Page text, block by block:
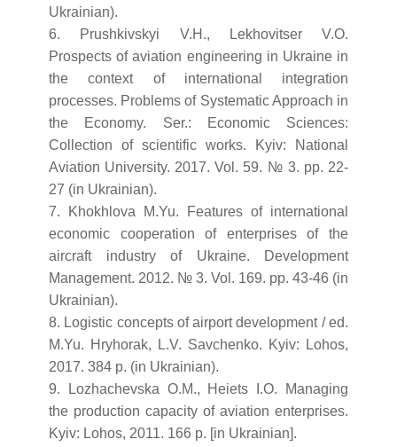
Ukrainian).
6. Prushkivskyi V.H., Lekhovitser V.O.
Prospects of aviation engineering in Ukraine in
the context of international integration
processes. Problems of Systematic Approach in
the Economy. Ser.: Economic Sciences:
Collection of scientific works. Kyiv: National
Aviation University. 2017. Vol. 59. № 3. pp. 22-
27 (in Ukrainian).
7. Khokhlova M.Yu. Features of international
economic cooperation of enterprises of the
aircraft industry of Ukraine. Development
Management. 2012. № 3. Vol. 169. pp. 43-46 (in
Ukrainian).
8. Logistic concepts of airport development / ed.
M.Yu. Hryhorak, L.V. Savchenko. Kyiv: Lohos,
2017. 384 p. (in Ukrainian).
9. Lozhachevska O.M., Heiets I.O. Managing
the production capacity of aviation enterprises.
Kyiv: Lohos, 2011. 166 p. [in Ukrainian].